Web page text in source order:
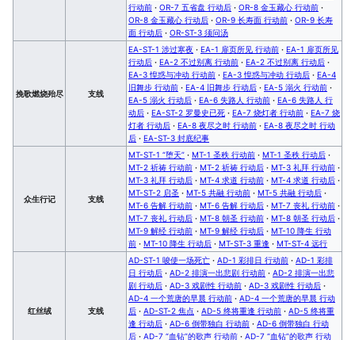
行动前 · OR-7 五省盘 行动后 · OR-8 金玉藏心 行动前 ·
OR-8 金玉藏心 行动后 · OR-9 长寿面 行动前 · OR-9 长寿
面 行动后 · OR-ST-3 须问汤
挽歌燃烧殆尽 支线
EA-ST-1 涉过寒夜 · EA-1 扉页所见 行动前 · EA-1 扉页所见
行动后 · EA-2 不过别离 行动前 · EA-2 不过别离 行动后 ·
EA-3 惶惑与冲动 行动前 · EA-3 惶惑与冲动 行动后 · EA-4
旧舞步 行动前 · EA-4 旧舞步 行动后 · EA-5 溺火 行动前 ·
EA-5 溺火 行动后 · EA-6 失路人 行动前 · EA-6 失路人 行
动后 · EA-ST-2 罗曼史已死 · EA-7 烧灯者 行动前 · EA-7 烧
灯者 行动后 · EA-8 夜尽之时 行动前 · EA-8 夜尽之时 行动
后 · EA-ST-3 封底纪事
众生行记 支线
MT-ST-1 “堕天” · MT-1 圣秩 行动前 · MT-1 圣秩 行动后 ·
MT-2 祈祷 行动前 · MT-2 祈祷 行动后 · MT-3 礼拜 行动前 ·
MT-3 礼拜 行动后 · MT-4 求道 行动前 · MT-4 求道 行动后 ·
MT-ST-2 启圣 · MT-5 共融 行动前 · MT-5 共融 行动后 ·
MT-6 告解 行动前 · MT-6 告解 行动后 · MT-7 丧礼 行动前 ·
MT-7 丧礼 行动后 · MT-8 朝圣 行动前 · MT-8 朝圣 行动后 ·
MT-9 解经 行动前 · MT-9 解经 行动后 · MT-10 降生 行动
前 · MT-10 降生 行动后 · MT-ST-3 重逢 · MT-ST-4 远行
红丝绒 支线
AD-ST-1 唆使一场死亡 · AD-1 彩排日 行动前 · AD-1 彩排
日 行动后 · AD-2 排演一出悲剧 行动前 · AD-2 排演一出悲
剧 行动后 · AD-3 戏剧性 行动前 · AD-3 戏剧性 行动后 ·
AD-4 一个荒唐的早晨 行动前 · AD-4 一个荒唐的早晨 行动
后 · AD-ST-2 焦点 · AD-5 终将重逢 行动前 · AD-5 终将重
逢 行动后 · AD-6 倒带独白 行动前 · AD-6 倒带独白 行动
后 · AD-7 “血钻”的歌声 行动前 · AD-7 “血钻”的歌声 行动